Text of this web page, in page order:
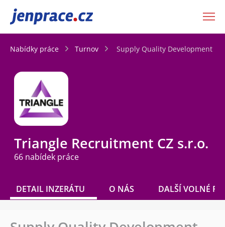
JenPráce.cz
Nabídky práce Turnov Supply Quality Development
Triangle Recruitment CZ s.r.o.
66 nabídek práce
DETAIL INZERÁTU O NÁS DALŠÍ VOLNÉ